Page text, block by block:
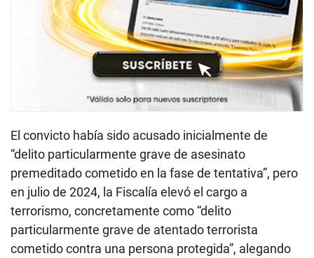
El convicto había sido acusado inicialmente de
“delito particularmente grave de asesinato
premeditado cometido en la fase de tentativa”, pero
en julio de 2024, la Fiscalía elevó el cargo a
terrorismo, concretamente como “delito
particularmente grave de atentado terrorista
cometido contra una persona protegida”, alegando